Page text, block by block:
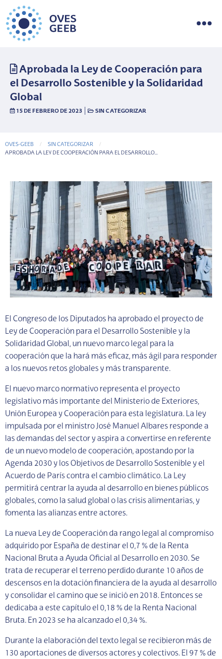
Aprobada la Ley de Cooperación para
el Desarrollo Sostenible y la Solidaridad
Global
15 DE FEBRERO DE 2023 SIN CATEGORIZAR
OVES-GEEB
SIN CATEGORIZAR
CURRENT-PAGE
APROBADA LA LEY DE COOPERACIÓN PARA EL DESARROLLO...
El Congreso de los Diputados ha aprobado el proyecto de
Ley de Cooperación para el Desarrollo Sostenible y la
Solidaridad Global, un nuevo marco legal para la
cooperación que la hará más eficaz, más ágil para responder
a los nuevos retos globales y más transparente.
El nuevo marco normativo representa el proyecto
legislativo más importante del Ministerio de Exteriores,
Unión Europea y Cooperación para esta legislatura. La ley
impulsada por el ministro José Manuel Albares responde a
las demandas del sector y aspira a convertirse en referente
de un nuevo modelo de cooperación, apostando por la
Agenda 2030 y los Objetivos de Desarrollo Sostenible y el
Acuerdo de París contra el cambio climático. La Ley
permitirá centrar la ayuda al desarrollo en bienes públicos
globales, como la salud global o las crisis alimentarias, y
fomenta las alianzas entre actores.
La nueva Ley de Cooperación da rango legal al compromiso
adquirido por España de destinar el 0,7 % de la Renta
Nacional Bruta a Ayuda Oficial al Desarrollo en 2030. Se
trata de recuperar el terreno perdido durante 10 años de
descensos en la dotación financiera de la ayuda al desarrollo
y consolidar el camino que se inició en 2018. Entonces se
dedicaba a este capítulo el 0,18 % de la Renta Nacional
Bruta. En 2023 se ha alcanzado el 0,34 %.
Durante la elaboración del texto legal se recibieron más de
130 aportaciones de diversos actores y colectivos. El 97 % de